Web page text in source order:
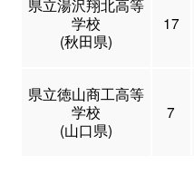
県立湯沢翔北高等
学校
(秋田県)
17
県立徳山商工高等
学校
(山口県)
7